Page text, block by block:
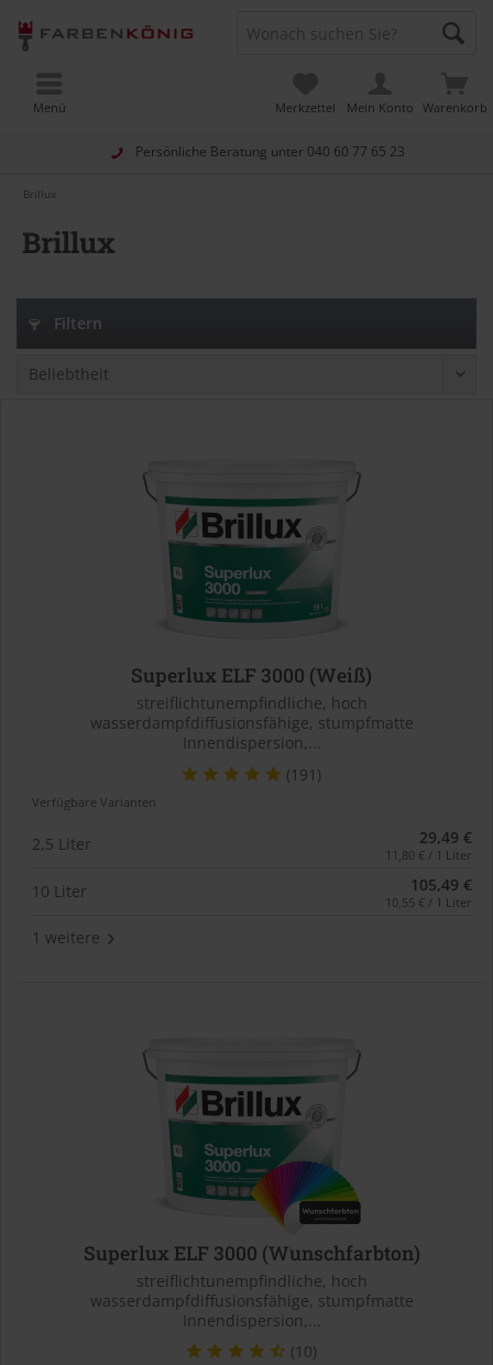
Persönliche Beratung unter 040 60 77 65 23
Warenkorb
Merkzettel Mein Konto
Menü
Brillux
Brillux
Filtern
Superlux ELF 3000 (Weiß)
streiflichtunempfindliche, hoch
wasserdampfdiffusionsfähige, stumpfmatte
Innendispersion,...
(191)
Verfügbare Varianten
2,5 Liter 29,49 €
11,80 € / 1 Liter
10 Liter 105,49 €
10,55 € / 1 Liter
1 weitere
Superlux ELF 3000 (Wunschfarbton)
streiflichtunempfindliche, hoch
wasserdampfdiffusionsfähige, stumpfmatte
Innendispersion,...
(10)